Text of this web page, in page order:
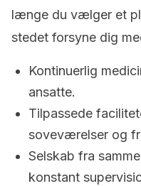
længe du vælger et
stedet forsyne dig
Kontinuerlig
ansatte.
Tilpassede
soveværelser og
Selskab fra
konstant